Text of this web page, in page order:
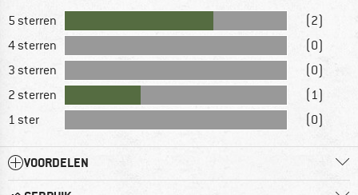
5 sterren
(2)
4 sterren
(0)
3 sterren
(0)
2 sterren
(1)
1 ster
(0)
VOORDELEN